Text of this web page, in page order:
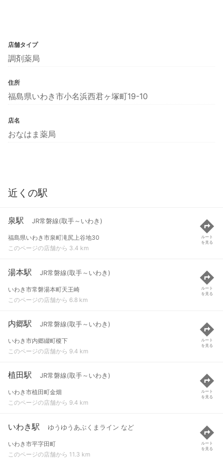
店舗タイプ
調剤薬局
住所
福島県いわき市小名浜西君ヶ塚町19-10
店名
おなはま薬局
近くの駅
泉駅 JR常磐線(取手～いわき)
福島県いわき市泉町滝尻上谷地30
このページの店舗から 3.4 km
ルート
を見る
湯本駅 JR常磐線(取手～いわき)
いわき市常磐湯本町天王崎
このページの店舗から 6.8 km
ルート
を見る
内郷駅 JR常磐線(取手～いわき)
いわき市内郷綴町榎下
このページの店舗から 9.4 km
ルート
を見る
植田駅 JR常磐線(取手～いわき)
いわき市植田町金畑
このページの店舗から 9.4 km
ルート
を見る
いわき駅 ゆうゆうあぶくまライン など
いわき市平字田町
このページの店舗から 11.3 km
ルート
を見る